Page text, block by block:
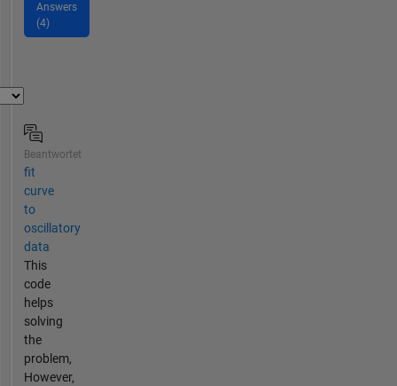
Answers
(4)
Beantwortet
fit
curve
to
oscillatory
data
This
code
helps
solving
the
problem,
However,